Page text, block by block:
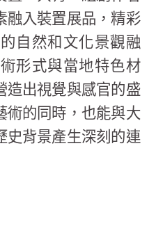
融入裝置展品，精彩
自然和文化景觀融
形式與當地特色材
造出視覺與感官的盛
術的同時，也能與大
史背景產生深刻的連